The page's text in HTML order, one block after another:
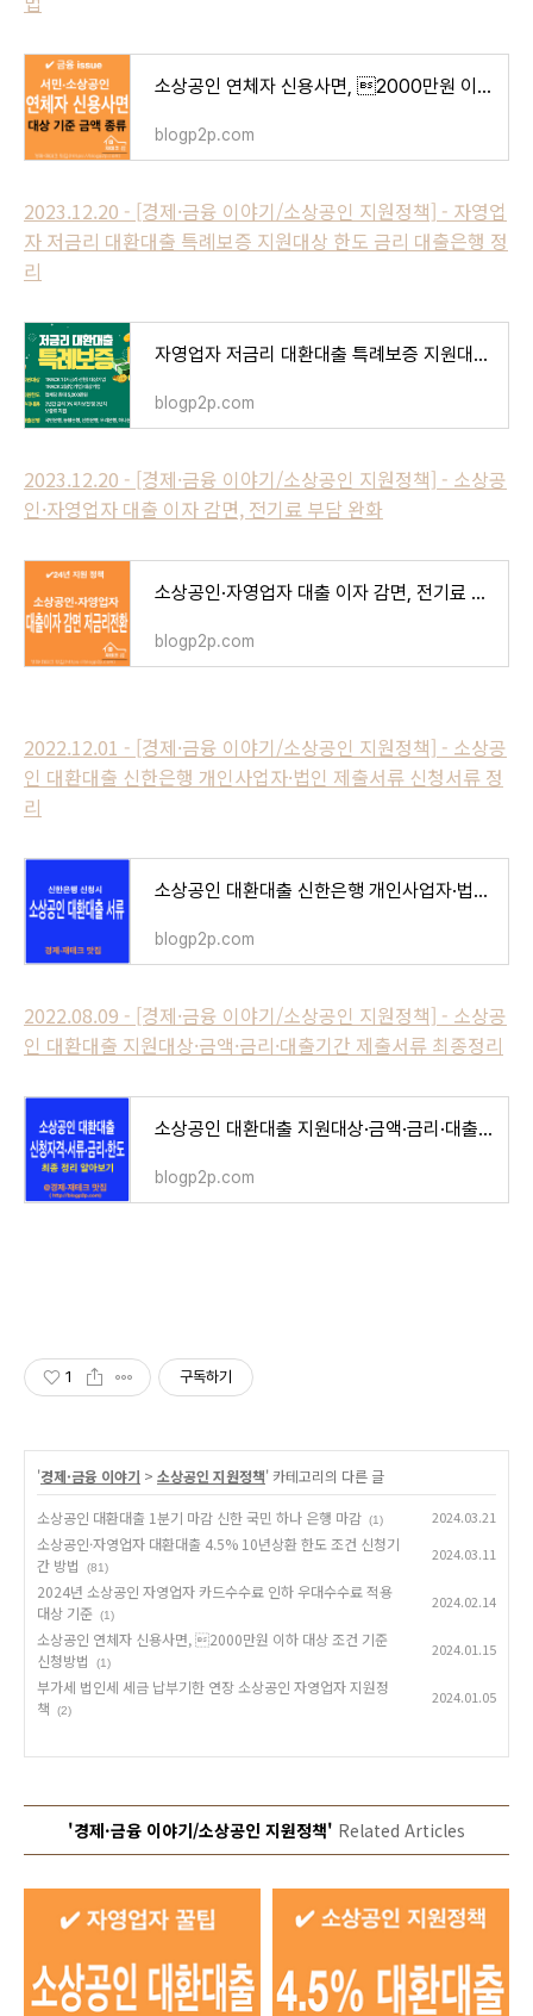
소상공인 연체자 신용사면, 2000만원 이하 대상 조건 기준 신청방법
blogp2p.com
2023.12.20 - [경제·금융 이야기/소상공인 지원정책] - 자영업
자 저금리 대환대출 특례보증 지원대상 한도 금리 대출은행 정
리
자영업자 저금리 대환대출 특례보증 지원대상 한도 금리 대출은행 정리
blogp2p.com
2023.12.20 - [경제·금융 이야기/소상공인 지원정책] - 소상공
인·자영업자 대출 이자 감면, 전기료 부담 완화
소상공인·자영업자 대출 이자 감면, 전기료 부담 완화
blogp2p.com
2022.12.01 - [경제·금융 이야기/소상공인 지원정책] - 소상공
인 대환대출 신한은행 개인사업자·법인 제출서류 신청서류 정
리
소상공인 대환대출 신한은행 개인사업자·법인 제출서류 신청서류 정리
blogp2p.com
2022.08.09 - [경제·금융 이야기/소상공인 지원정책] - 소상공
인 대환대출 지원대상·금액·금리·대출기간 제출서류 최종정리
소상공인 대환대출 지원대상·금액·금리·대출기간 제출서류 최종정리
blogp2p.com
1 구독하기
'경제·금융 이야기 > 소상공인 지원정책' 카테고리의 다른 글
소상공인 대환대출 1분기 마감 신한 국민 하나 은행 마감 (1) 2024.03.21
소상공인·자영업자 대환대출 4.5% 10년상환 한도 조건 신청기
간 방법
(81)
2024.03.11
2024년 소상공인 자영업자 카드수수료 인하 우대수수료 적용
대상 기준
(1)
2024.02.14
소상공인 연체자 신용사면, 2000만원 이하 대상 조건 기준
신청방법
(1)
2024.01.15
부가세 법인세 세금 납부기한 연장 소상공인 자영업자 지원정
책
(2)
2024.01.05
'경제·금융 이야기/소상공인 지원정책' Related Articles